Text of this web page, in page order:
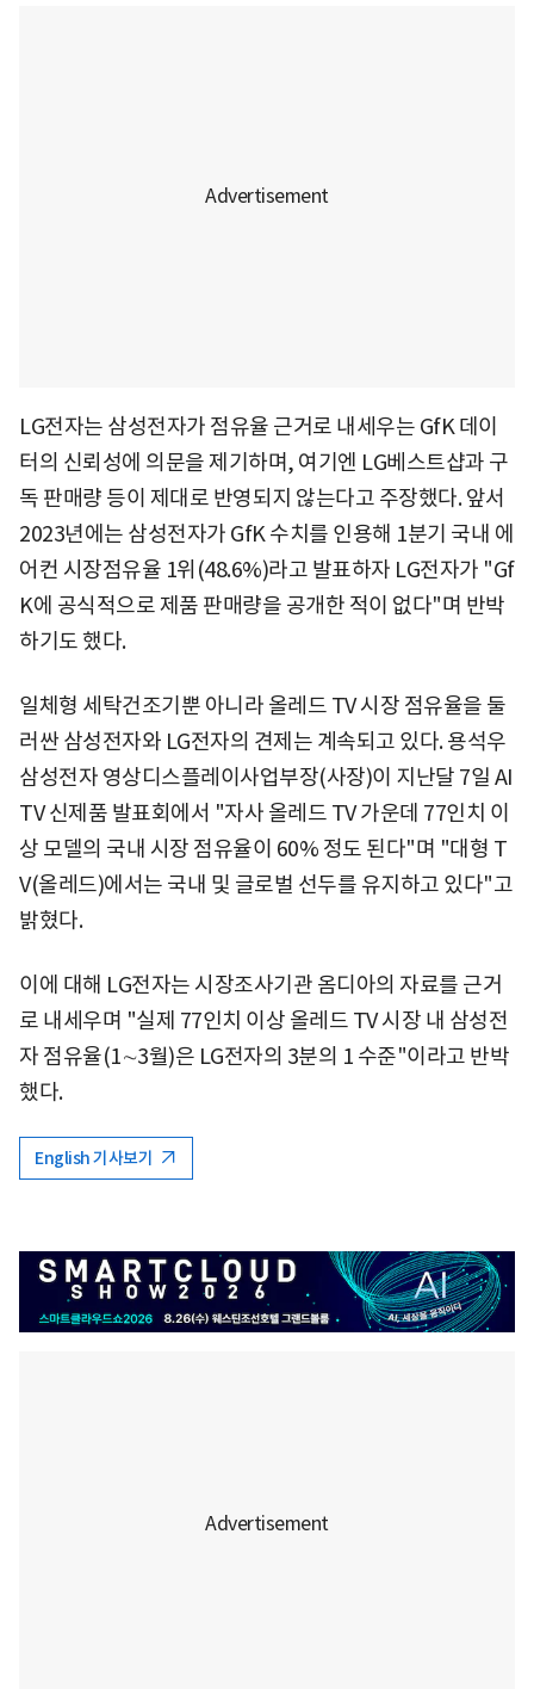
LG전자는 삼성전자가 점유율 근거로 내세우는 GfK 데이
터의 신뢰성에 의문을 제기하며, 여기엔 LG베스트샵과 구
독 판매량 등이 제대로 반영되지 않는다고 주장했다. 앞서
2023년에는 삼성전자가 GfK 수치를 인용해 1분기 국내 에
어컨 시장점유율 1위(48.6%)라고 발표하자 LG전자가 "Gf
K에 공식적으로 제품 판매량을 공개한 적이 없다"며 반박
하기도 했다.
일체형 세탁건조기뿐 아니라 올레드 TV 시장 점유율을 둘
러싼 삼성전자와 LG전자의 견제는 계속되고 있다. 용석우
삼성전자 영상디스플레이사업부장(사장)이 지난달 7일 AI
TV 신제품 발표회에서 "자사 올레드 TV 가운데 77인치 이
상 모델의 국내 시장 점유율이 60% 정도 된다"며 "대형 T
V(올레드)에서는 국내 및 글로벌 선두를 유지하고 있다"고
밝혔다.
이에 대해 LG전자는 시장조사기관 옴디아의 자료를 근거
로 내세우며 "실제 77인치 이상 올레드 TV 시장 내 삼성전
자 점유율(1∼3월)은 LG전자의 3분의 1 수준"이라고 반박
했다.
English 기사보기